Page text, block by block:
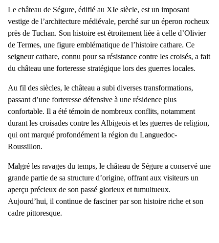
Le château de Ségure, édifié au XIe siècle, est un imposant
vestige de l’architecture médiévale, perché sur un éperon rocheux
près de Tuchan. Son histoire est étroitement liée à celle d’Olivier
de Termes, une figure emblématique de l’histoire cathare. Ce
seigneur cathare, connu pour sa résistance contre les croisés, a fait
du château une forteresse stratégique lors des guerres locales.
Au fil des siècles, le château a subi diverses transformations,
passant d’une forteresse défensive à une résidence plus
confortable. Il a été témoin de nombreux conflits, notamment
durant les croisades contre les Albigeois et les guerres de religion,
qui ont marqué profondément la région du Languedoc-
Roussillon.
Malgré les ravages du temps, le château de Ségure a conservé une
grande partie de sa structure d’origine, offrant aux visiteurs un
aperçu précieux de son passé glorieux et tumultueux.
Aujourd’hui, il continue de fasciner par son histoire riche et son
cadre pittoresque​.